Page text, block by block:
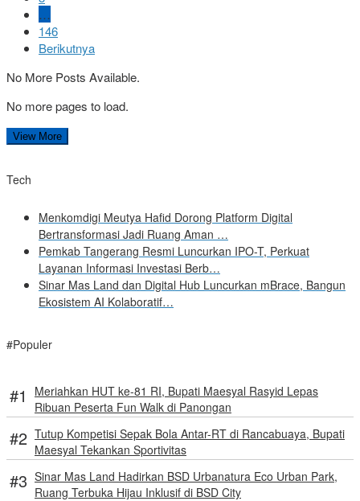
…
146
Berikutnya
No More Posts Available.
No more pages to load.
View More
Tech
Menkomdigi Meutya Hafid Dorong Platform Digital
Bertransformasi Jadi Ruang Aman …
Pemkab Tangerang Resmi Luncurkan IPO-T, Perkuat
Layanan Informasi Investasi Berb…
Sinar Mas Land dan Digital Hub Luncurkan mBrace, Bangun
Ekosistem AI Kolaboratif…
#Populer
Meriahkan HUT ke-81 RI, Bupati Maesyal Rasyid Lepas
Ribuan Peserta Fun Walk di Panongan
Tutup Kompetisi Sepak Bola Antar-RT di Rancabuaya, Bupati
Maesyal Tekankan Sportivitas
Sinar Mas Land Hadirkan BSD Urbanatura Eco Urban Park,
Ruang Terbuka Hijau Inklusif di BSD City